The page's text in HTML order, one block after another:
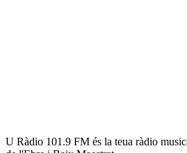
U Ràdio 101.9 FM és la teua ràdio